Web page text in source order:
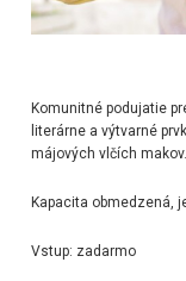
Komunitné podujatie
literárne a výtvarné
májových vlčích makov.
Kapacita obmedzená,
Vstup: zadarmo